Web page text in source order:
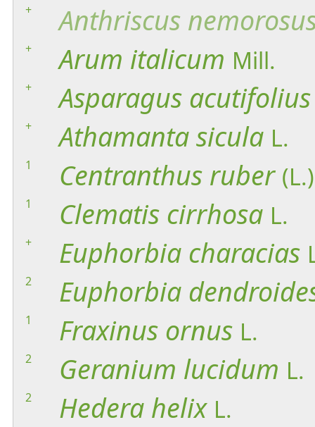
+ Anthriscus
+ Arum italicum Mill.
+ Asparagus acutifolius
+ Athamantasicula L.
1 Centranthus ruber
1 Clematis cirrhosa L.
+ Euphorbia characias
2 Euphorbia
1 Fraxinus ornus L.
2 Geranium lucidum L.
2 Hedera helix L.